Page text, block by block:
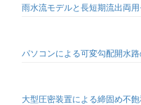
雨水流モデルと長短期流出両
パソコンによる可変勾配開水
大型圧密装置による締固め不